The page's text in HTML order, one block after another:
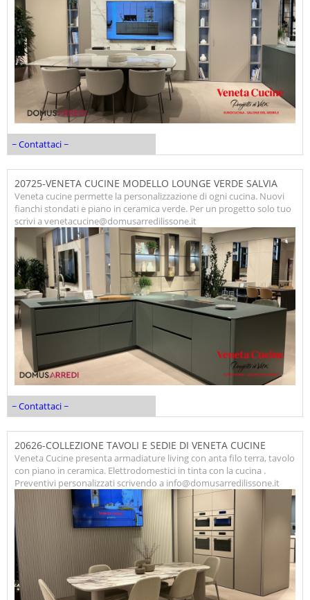
~ Contattaci ~
20725-VENETA CUCINE MODELLO LOUNGE VERDE SALVIA
Veneta cucine permette la personalizzazione di ogni cucina. Nuovi
fianchi stondati e piano in ceramica verde. Per un progetto solo tuo
scrivi a venetacucine@domusarredilissone.it
~ Contattaci ~
20626-COLLEZIONE TAVOLI E SEDIE DI VENETA CUCINE
Veneta Cucine presenta armadiature living con anta filo terra, tavolo
con piano in ceramica. Elettrodomestici in tinta con la cucina .
Preventivi personalizzati scrivendo a info@domusarredilissone.it